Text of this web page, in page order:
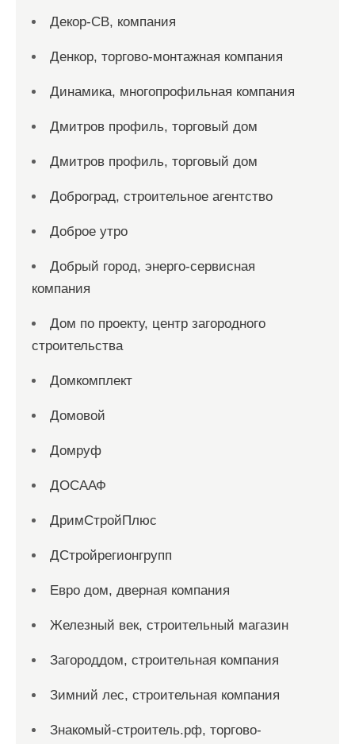
Декор-СВ, компания
Денкор, торгово-монтажная компания
Динамика, многопрофильная компания
Дмитров профиль, торговый дом
Дмитров профиль, торговый дом
Доброград, строительное агентство
Доброе утро
Добрый город, энерго-сервисная
компания
Дом по проекту, центр загородного
строительства
Домкомплект
Домовой
Домруф
ДОСААФ
ДримСтройПлюс
ДСтройрегионгрупп
Евро дом, дверная компания
Железный век, строительный магазин
Загороддом, строительная компания
Зимний лес, строительная компания
Знакомый-строитель.рф, торгово-